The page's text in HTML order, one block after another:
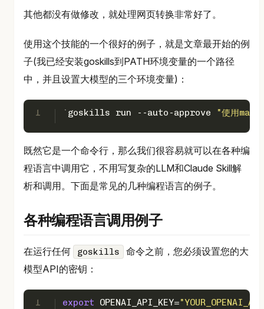
其他都没有做修改，就处理网页转换非常好了。
使用这个技能的一个很好的例子，就是文章最开始的例
子(我已经安装goskills到PATH环境变量的一个路径
中，并且设置大模型的三个环境变量)：
1 `goskills run --auto-approve "使用
既然它是一个命令行，那么我们很容易就可以在各种编
程语言中调用它，不用写复杂的LLM和Claude Skill解
析和调用。下面是常见的几种编程语言的例子。
各种编程语言调用例子
在运行任何 goskills
命令之前，您必须设置您的大
模型API的密钥：
1 export OPENAI_API_KEY=